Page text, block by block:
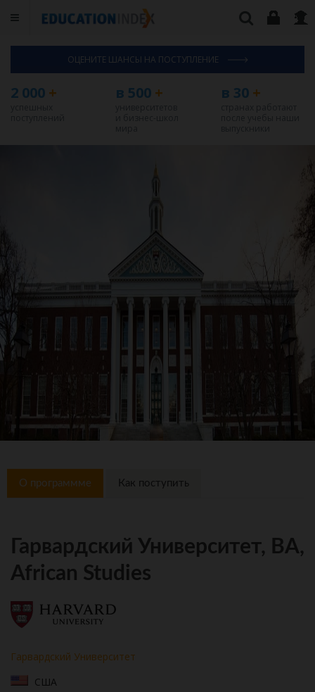
ОЦЕНИТЕ ШАНСЫ НА ПОСТУПЛЕНИЕ
2 000 + в 500 + в 30+
О программме Как поступить
Гарвардский Университет, BA,
African Studies
Гарвардский Университет
США